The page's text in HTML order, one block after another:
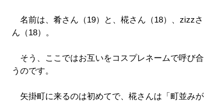
名前は、肴さん（19）と、椛さん（18）、zizzさ
ん（18）。
そう、ここではお互いをコスプレネームで呼び合
うのです。
矢掛町に来るのは初めてで、椛さんは「町並みが